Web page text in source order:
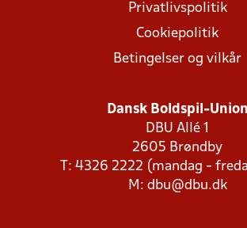
Privatlivspolitik
Cookiepolitik
Betingelser og vilkår
Dansk Boldspil-Union
DBU Allé 1
2605 Brøndby
T: 4326 2222 (mandag -
M: dbu@dbu.dk